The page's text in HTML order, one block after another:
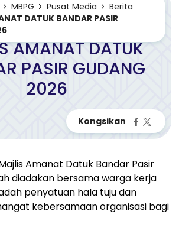
MBPG Pusat Media
Berita
DATUK BANDAR PASIR
AMANAT DATUK
PASIR GUDANG
2026
Amanat Datuk Bandar Pasir
diadakan bersama warga kerja
penyatuan hala tuju dan
kebersamaan organisasi bagi